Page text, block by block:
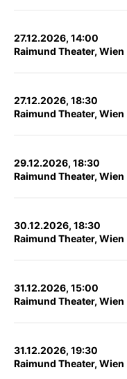
27.12.2026, 14:00
Raimund Theater, Wien
27.12.2026, 18:30
Raimund Theater, Wien
29.12.2026, 18:30
Raimund Theater, Wien
30.12.2026, 18:30
Raimund Theater, Wien
31.12.2026, 15:00
Raimund Theater, Wien
31.12.2026, 19:30
Raimund Theater, Wien